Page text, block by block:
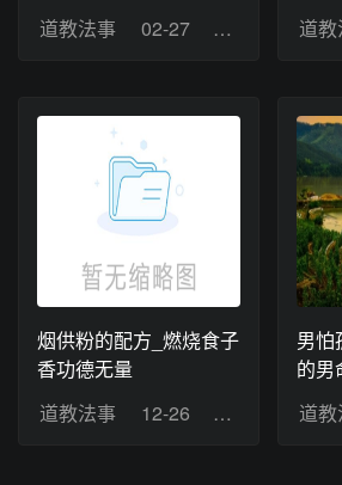
道教法事
02-27 浏览：13
道
烟供粉的配方_燃烧食子
香功德无量
道教法事
12-26 浏览：18
男怕
的男
道